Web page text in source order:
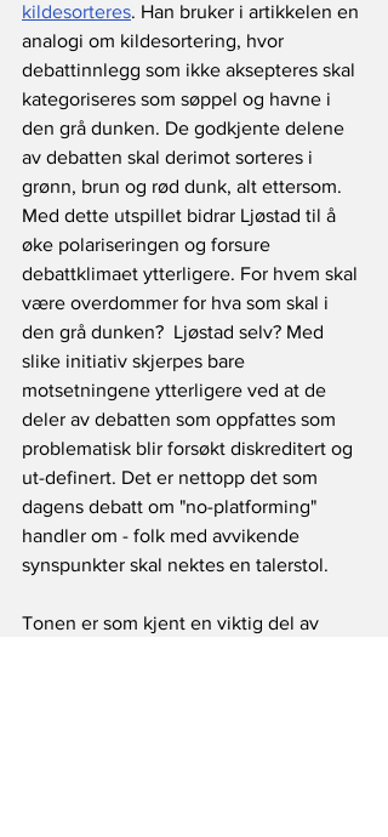
kildesorteres. Han bruker i artikkelen en
analogi om kildesortering, hvor
debattinnlegg som ikke aksepteres skal
kategoriseres som søppel og havne i
den grå dunken. De godkjente delene
av debatten skal derimot sorteres i
grønn, brun og rød dunk, alt ettersom.
Med dette utspillet bidrar Ljøstad til å
øke polariseringen og forsure
debattklimaet ytterligere. For hvem skal
være overdommer for hva som skal i
den grå dunken?  Ljøstad selv? Med
slike initiativ skjerpes bare
motsetningene ytterligere ved at de
deler av debatten som oppfattes som
problematisk blir forsøkt diskreditert og
ut-definert. Det er nettopp det som
dagens debatt om "no-platforming"
handler om - folk med avvikende
synspunkter skal nektes en talerstol.
Tonen er som kjent en viktig del av